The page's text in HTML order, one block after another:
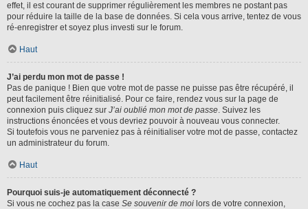
effet, il est courant de supprimer régulièrement les membres ne postant pas
pour réduire la taille de la base de données. Si cela vous arrive, tentez de vous
ré-enregistrer et soyez plus investi sur le forum.
Haut
J’ai perdu mon mot de passe !
Pas de panique ! Bien que votre mot de passe ne puisse pas être récupéré, il
peut facilement être réinitialisé. Pour ce faire, rendez vous sur la page de
connexion puis cliquez sur J’ai oublié mon mot de passe. Suivez les
instructions énoncées et vous devriez pouvoir à nouveau vous connecter.
Si toutefois vous ne parveniez pas à réinitialiser votre mot de passe, contactez
un administrateur du forum.
Haut
Pourquoi suis-je automatiquement déconnecté ?
Si vous ne cochez pas la case Se souvenir de moi lors de votre connexion,